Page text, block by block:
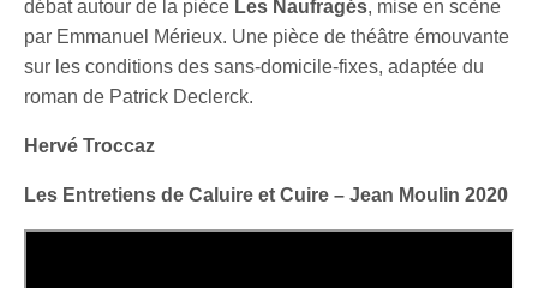
débat autour de la pièce Les Naufragés, mise en scène
par Emmanuel Mérieux. Une pièce de théâtre émouvante
sur les conditions des sans-domicile-fixes, adaptée du
roman de Patrick Declerck.
Hervé Troccaz
Les Entretiens de Caluire et Cuire – Jean Moulin 2020